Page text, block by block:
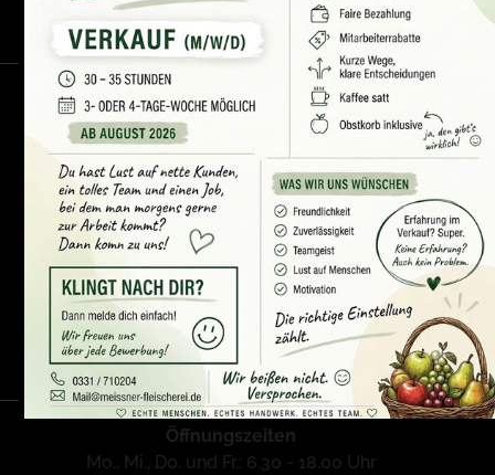
Fleischerfachgeschäft Meissner & Söhne
Karl-Liebknecht-Str. 131
14482 Potsdam
+49(0)331 710204
+49(0)331 710220
mail@meissner-fleischerei.de
Öffnungszeiten
Mo., Mi., Do. und Fr.: 6.30 - 18.00 Uhr